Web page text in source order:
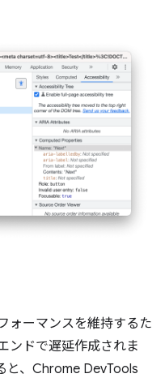
ォーマンスを維持するた
ンドで遅延作成されま
と、Chrome DevTools